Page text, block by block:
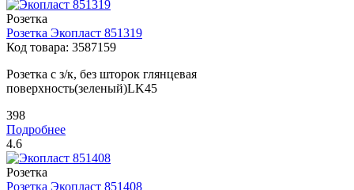
Розетка
Розетка Экопласт 851319
Код товара: 3587159
Розетка с з/к, без шторок глянцевая
поверхность(зеленый)LK45
398
Подробнее
4.6
Розетка
Розетка Экопласт 851408